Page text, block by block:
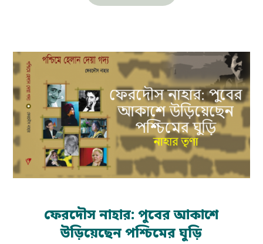
গুরনাহ:
কথক"
ফেরদৌস নাহার: পুবের আকাশে
উড়িয়েছেন পশ্চিমের ঘুড়ি